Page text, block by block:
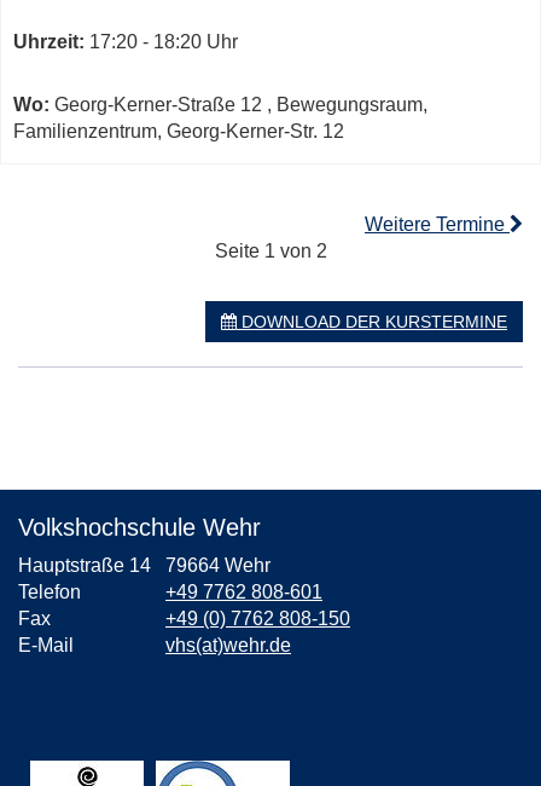
Uhrzeit: 17:20 - 18:20 Uhr
Wo: Georg-Kerner-Straße 12 , Bewegungsraum,
Familienzentrum, Georg-Kerner-Str. 12
Weitere Termine
Seite 1 von 2
DOWNLOAD DER KURSTERMINE
Volkshochschule Wehr
Hauptstraße 14 79664 Wehr
Telefon
+49 7762 808-601
Fax
+49 (0) 7762 808-150
E-Mail
vhs(at)wehr.de